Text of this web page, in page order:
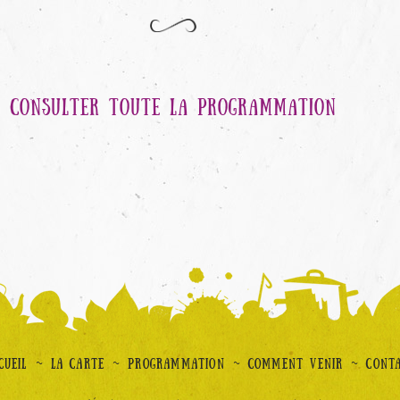
CONSULTER TOUTE LA PROGRAMMATION
~ LA CARTE ~ PROGRAMMATION ~ COMMENT VENIR ~